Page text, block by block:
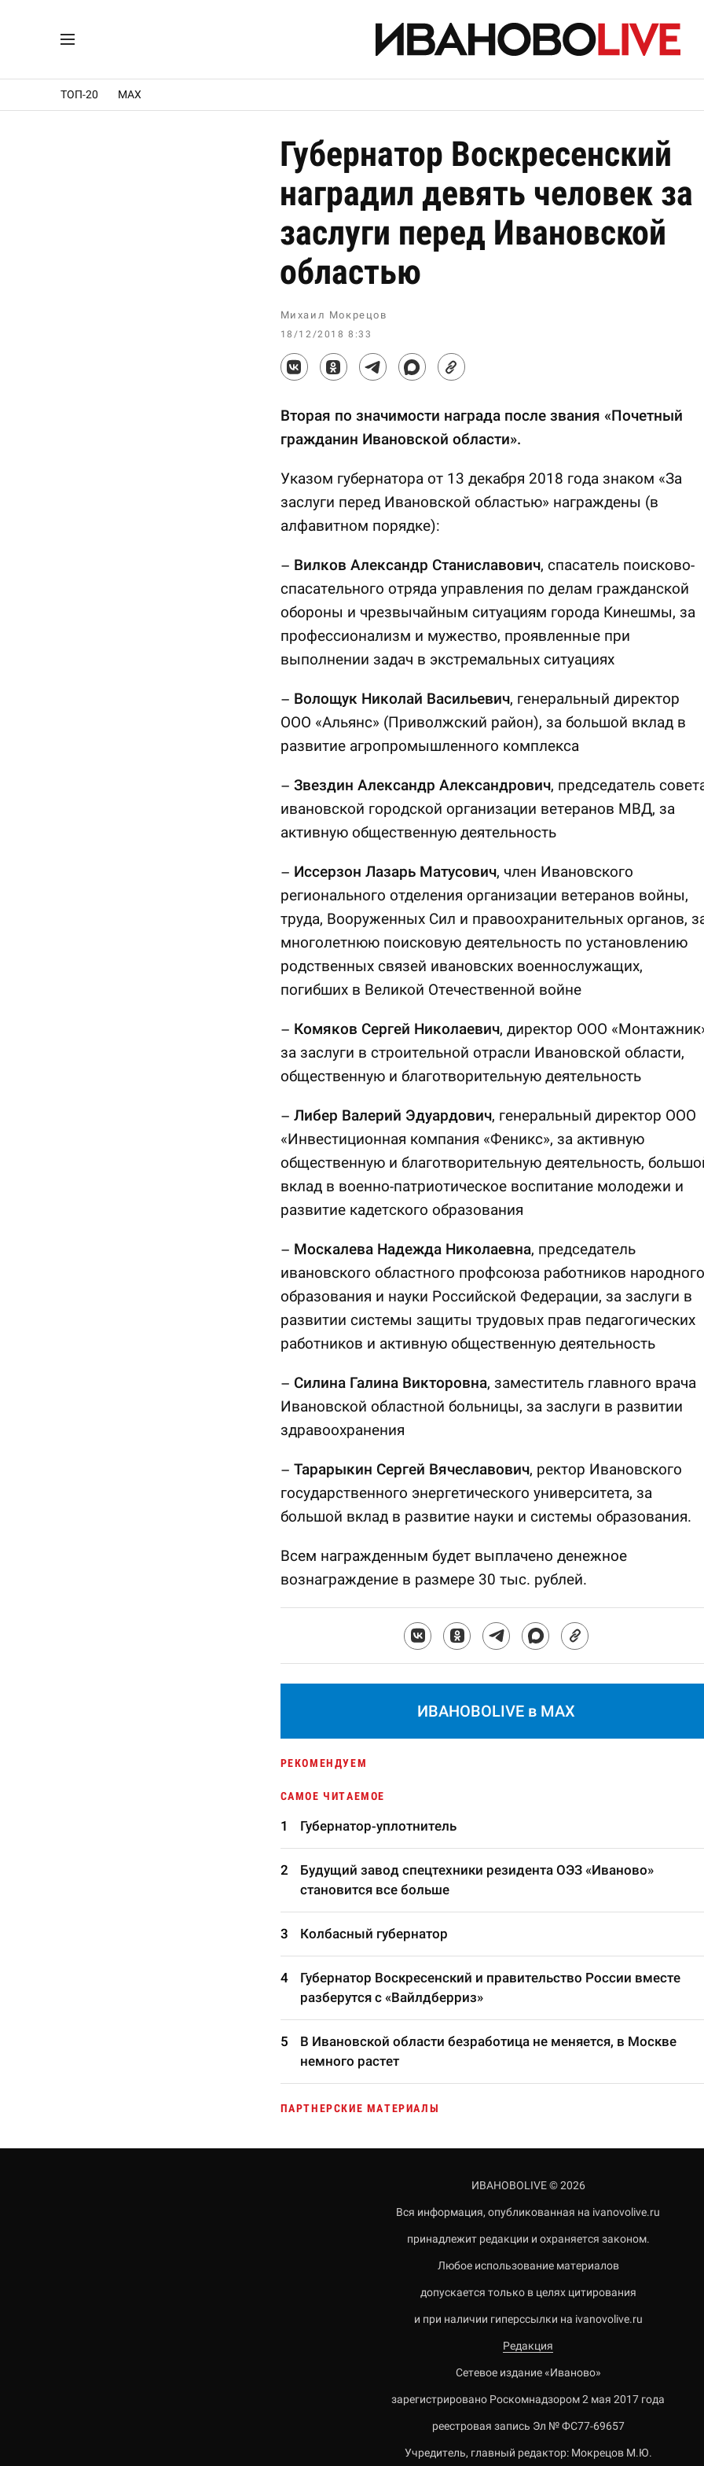
ТОП-20 MAX
Губернатор Воскресенский
наградил девять человек за
заслуги перед Ивановской
областью
Михаил Мокрецов
18/12/2018 8:33
Вторая по значимости награда после звания «Почетный
гражданин Ивановской области».
Указом губернатора от 13 декабря 2018 года знаком «За
заслуги перед Ивановской областью» награждены (в
алфавитном порядке):
– Вилков Александр Станиславович, спасатель поисково-
спасательного отряда управления по делам гражданской
обороны и чрезвычайным ситуациям города Кинешмы, за
профессионализм и мужество, проявленные при
выполнении задач в экстремальных ситуациях
– Волощук Николай Васильевич, генеральный директор
ООО «Альянс» (Приволжский район), за большой вклад в
развитие агропромышленного комплекса
– Звездин Александр Александрович, председатель
ивановской городской организации ветеранов МВД, за
активную общественную деятельность
– Иссерзон Лазарь Матусович, член Ивановского
регионального отделения организации ветеранов войны,
труда, Вооруженных Сил и правоохранительных органов,
многолетнюю поисковую деятельность по установлению
родственных связей ивановских военнослужащих,
погибших в Великой Отечественной войне
– Комяков Сергей Николаевич, директор ООО
за заслуги в строительной отрасли Ивановской области,
общественную и благотворительную деятельность
– Либер Валерий Эдуардович, генеральный директор ООО
«Инвестиционная компания «Феникс», за активную
общественную и благотворительную деятельность,
вклад в военно-патриотическое воспитание молодежи и
развитие кадетского образования
– Москалева Надежда Николаевна, председатель
ивановского областного профсоюза работников народного
образования и науки Российской Федерации, за заслуги в
развитии системы защиты трудовых прав педагогических
работников и активную общественную деятельность
– Силина Галина Викторовна, заместитель главного врача
Ивановской областной больницы, за заслуги в развитии
здравоохранения
– Тарарыкин Сергей Вячеславович, ректор Ивановского
государственного энергетического университета, за
большой вклад в развитие науки и системы образования.
Всем награжденным будет выплачено денежное
вознаграждение в размере 30 тыс. рублей.
ИВАНОВОLIVE в MAX
РЕКОМЕНДУЕМ
САМОЕ ЧИТАЕМОЕ
Губернатор-уплотнитель
Будущий завод спецтехники резидента ОЭЗ «Иваново»
становится все больше
Колбасный губернатор
Губернатор Воскресенский и правительство России вместе
разберутся с «Вайлдберриз»
В Ивановской области безработица не меняется, в Москве
немного растет
ПАРТНЕРСКИЕ МАТЕРИАЛЫ
ИВАНОВОLIVE © 2026
Вся информация, опубликованная на ivanovolive.ru
принадлежит редакции и охраняется законом.
Любое использование материалов
допускается только в целях цитирования
и при наличии гиперссылки на ivanovolive.ru
Редакция
Сетевое издание «Иваново»
зарегистрировано Роскомнадзором 2 мая 2017 года
реестровая запись Эл № ФС77-69657
Учредитель, главный редактор: Мокрецов М.Ю.